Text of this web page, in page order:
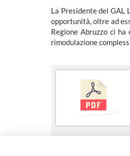
La Presidente del GAL
opportunità, oltre ad
Regione Abruzzo ci
rimodulazione